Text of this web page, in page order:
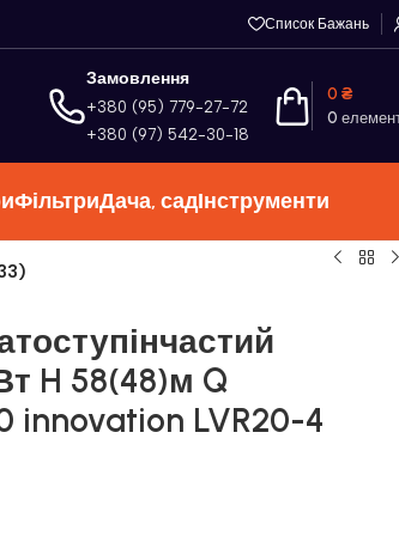
Список Бажань
Замовлення
+380 (95) 779-27-72
+380 (97) 542-30-18
0
0 ₴
ФільтриДача, садІнструменти
H 58(48)м Q
innovation LVR20-4